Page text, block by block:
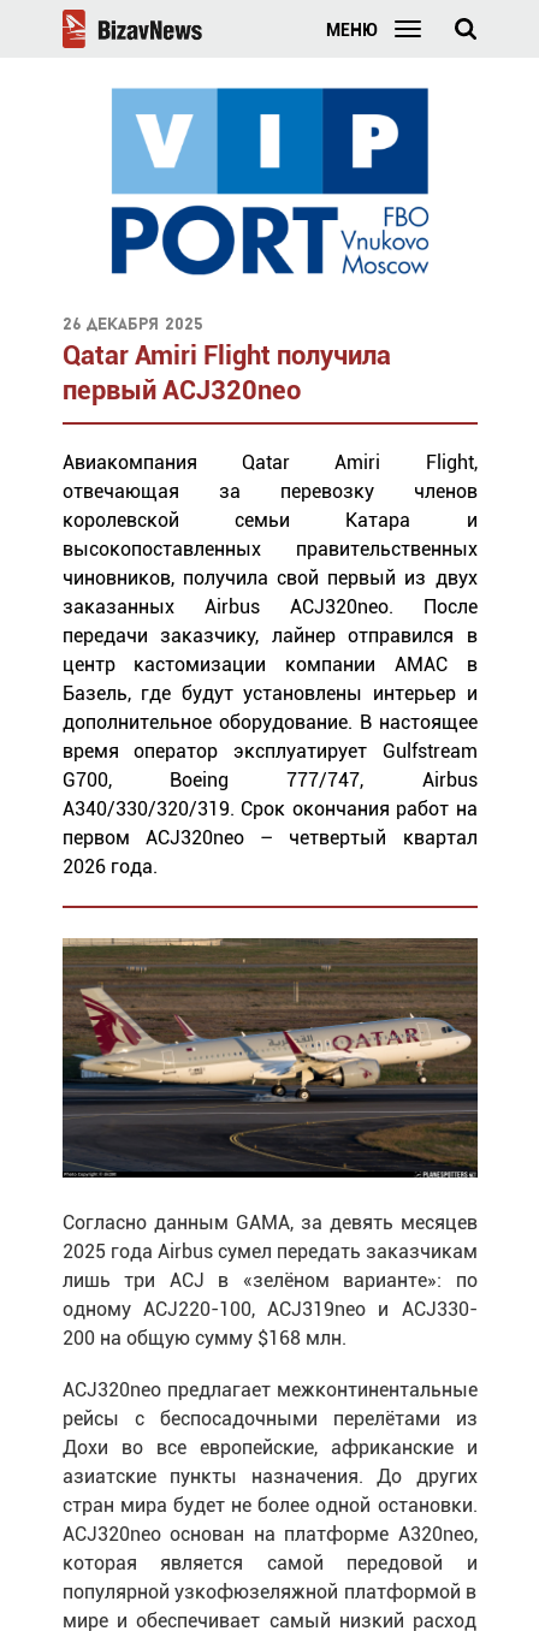
МЕНЮ
26 декабря 2025
Qatar Amiri Flight получила
первый ACJ320neo
Авиакомпания Qatar Amiri Flight,
отвечающая за перевозку членов
королевской семьи Катара и
высокопоставленных правительственных
чиновников, получила свой первый из двух
заказанных Airbus ACJ320neo. После
передачи заказчику, лайнер отправился в
центр кастомизации компании АМАС в
Базель, где будут установлены интерьер и
дополнительное оборудование. В настоящее
время оператор эксплуатирует Gulfstream
G700, Boeing 777/747, Airbus
A340/330/320/319. Срок окончания работ на
первом ACJ320neo – четвертый квартал
2026 года.
Согласно данным GAMA, за девять месяцев
2025 года Airbus сумел передать заказчикам
лишь три ACJ в «зелёном варианте»: по
одному ACJ220-100, ACJ319neo и ACJ330-
200 на общую сумму $168 млн.
ACJ320neo предлагает межконтинентальные
рейсы с беспосадочными перелётами из
Дохи во все европейские, африканские и
азиатские пункты назначения. До других
стран мира будет не более одной остановки.
ACJ320neo основан на платформе A320neo,
которая является самой передовой и
популярной узкофюзеляжной платформой в
мире и обеспечивает самый низкий расход